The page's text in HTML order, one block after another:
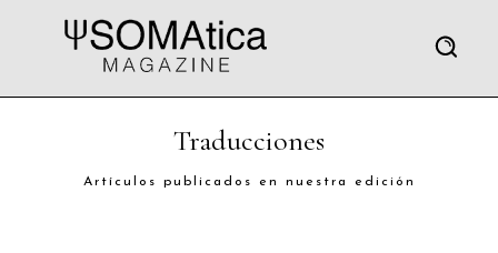
Traducciones
Artículos publicados en nuestra edición